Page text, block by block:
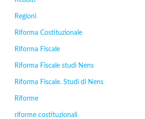
Regioni
Riforma Costituzionale
Riforma Fiscale
Riforma Fiscale studi Nens
Riforma Fiscale. Studi di Nens
Riforme
riforme costituzionali